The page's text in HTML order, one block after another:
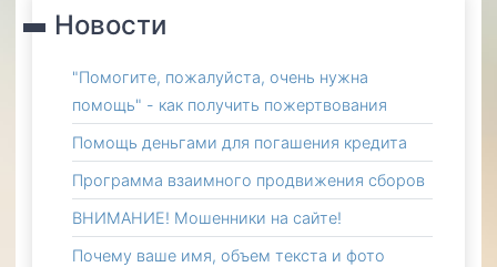
Новости
"Помогите, пожалуйста, очень нужна
помощь" - как получить пожертвования
Помощь деньгами для погашения кредита
Программа взаимного продвижения сборов
ВНИМАНИЕ! Мошенники на сайте!
Почему ваше имя, объем текста и фото